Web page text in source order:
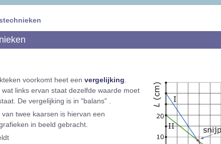
voorkomt heet een vergelijking
links ervan staat dezelfde waarde moet
De vergelijking is in "balans" .
twee kaarsen is hiervan een
in beeld gebracht.